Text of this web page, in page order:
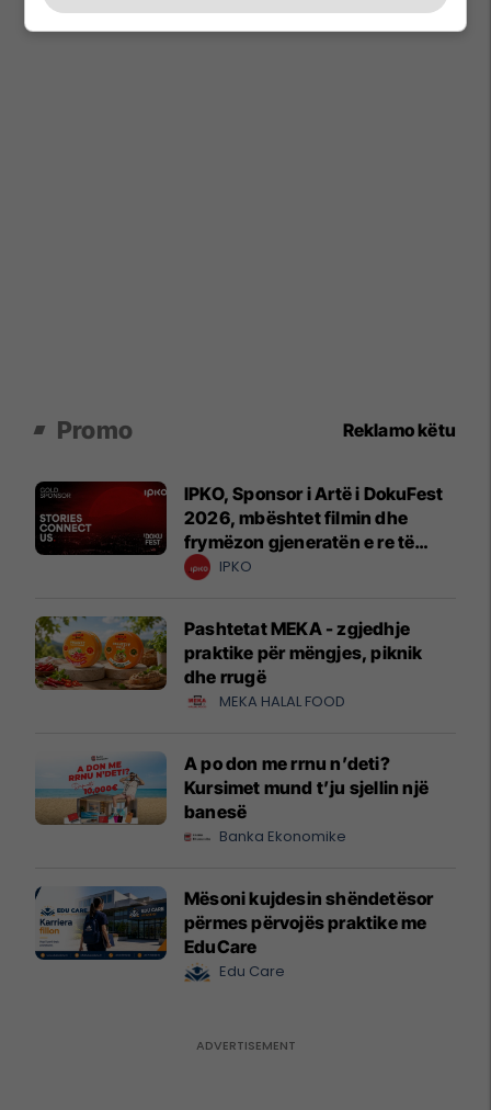
Promo Reklamo këtu
IPKO, Sponsor i Artë i DokuFest
2026, mbështet filmin dhe
frymëzon gjeneratën e re të
krijuesve
IPKO
Pashtetat MEKA - zgjedhje
praktike për mëngjes, piknik
dhe rrugë
MEKA HALAL FOOD
A po don me rrnu n’deti?
Kursimet mund t’ju sjellin një
banesë
Banka Ekonomike
Mësoni kujdesin shëndetësor
përmes përvojës praktike me
EduCare
Edu Care